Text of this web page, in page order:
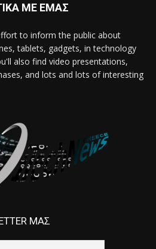
ΜΕ ΕΜΑΣ
to inform the public about
tablets, gadgets, in technology
also find video presentations,
and lots and lots of interesting
ΜΑΣ